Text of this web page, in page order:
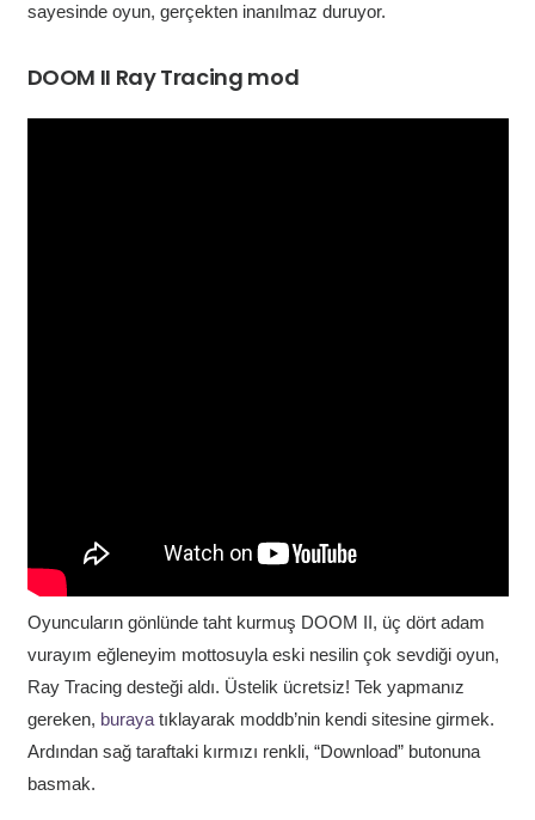
sayesinde oyun, gerçekten inanılmaz duruyor.
DOOM II Ray Tracing mod
Oyuncuların gönlünde taht kurmuş DOOM II, üç dört adam
vurayım eğleneyim mottosuyla eski nesilin çok sevdiği oyun,
Ray Tracing desteği aldı. Üstelik ücretsiz! Tek yapmanız
gereken, burayatıklayarak moddb’nin kendi sitesine girmek.
Ardından sağ taraftaki kırmızı renkli, “Download” butonuna
basmak.